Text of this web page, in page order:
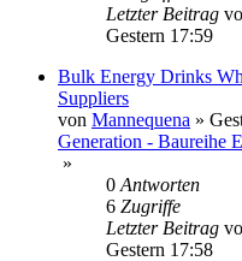
Letzter Beitrag
Gestern 17:59
Bulk Energy Drinks
Suppliers
von Mannequena »
Generation - Baureihe
»
0 Antworten
6 Zugriffe
Letzter Beitrag
Gestern 17:58